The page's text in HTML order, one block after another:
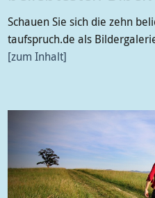
Schauen Sie sich die zehn
taufspruch.de als
zum Inhalt